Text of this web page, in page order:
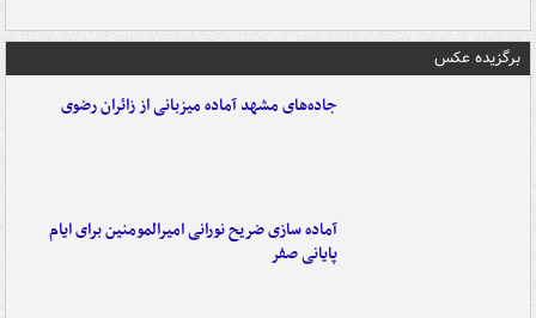
برگزیده عکس
جاده‌های مشهد آماده میزبانی از زائران رضوی
آماده سازی ضریح نورانی امیرالمومنین برای ایام
پایانی صفر